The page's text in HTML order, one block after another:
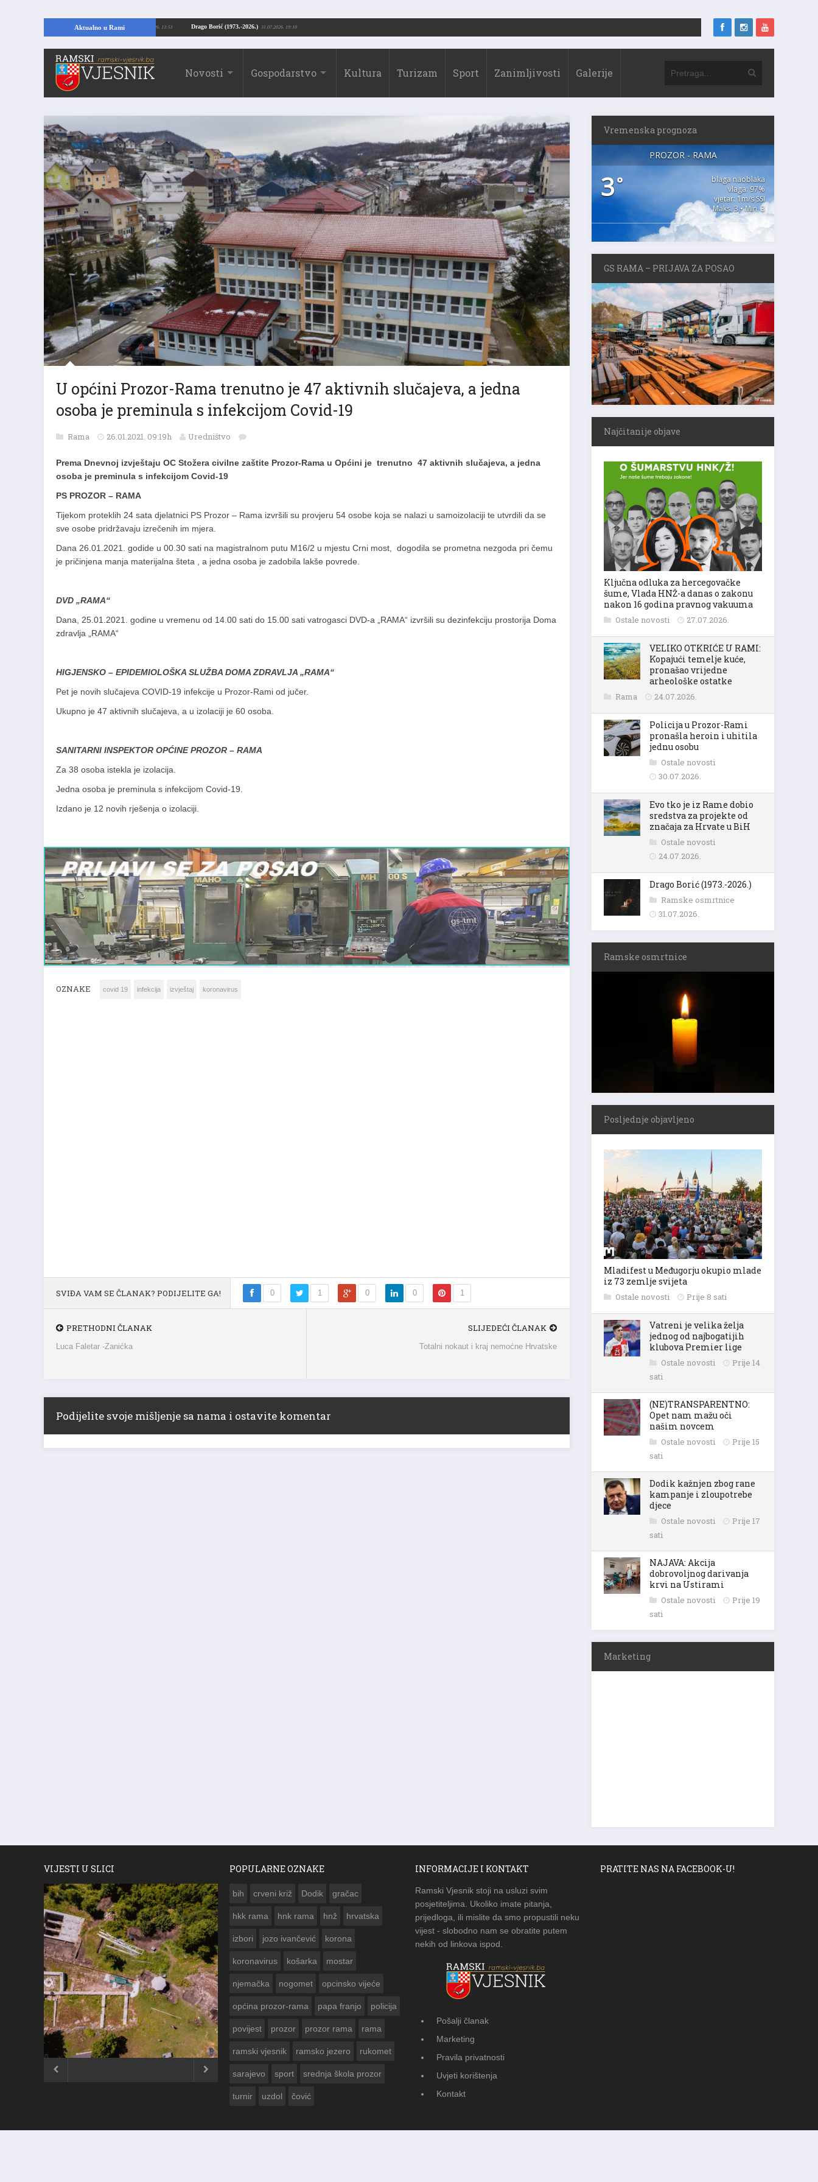
Aktualno u Rami Drago Borić (1973.-2026.) 31.07.2026. 19:10
temelje kuće, pronašao vrijedne arheološke ostatke 24.07.2026. 13:51
Novosti Gospodarstvo Kultura Turizam Sport Zanimljivosti Galerije
U općini Prozor-Rama trenutno je 47 aktivnih slučajeva, a jedna
osoba je preminula s infekcijom Covid-19
Rama 26.01.2021. 09:19h Uredništvo
Prema Dnevnoj izvještaju OC Stožera civilne zaštite Prozor-Rama u Općini je trenutno 47 aktivnih slučajeva, a jedna
osoba je preminula s infekcijom Covid-19
PS PROZOR – RAMA
Tijekom proteklih 24 sata djelatnici PS Prozor – Rama izvršili su provjeru 54 osobe koja se nalazi u samoizolaciji te utvrdili da se
sve osobe pridržavaju izrečenih im mjera.
Dana 26.01.2021. godide u 00.30 sati na magistralnom putu M16/2 u mjestu Crni most, dogodila se prometna nezgoda pri čemu
je pričinjena manja materijalna šteta , a jedna osoba je zadobila lakše povrede.
DVD „RAMA“
Dana, 25.01.2021. godine u vremenu od 14.00 sati do 15.00 sati vatrogasci DVD-a „RAMA“ izvršili su dezinfekciju prostorija Doma
zdravlja „RAMA“
HIGJENSKO – EPIDEMIOLOŠKA SLUŽBA DOMA ZDRAVLJA „RAMA“
Pet je novih slučajeva COVID-19 infekcije u Prozor-Rami od jučer.
Ukupno je 47 aktivnih slučajeva, a u izolaciji je 60 osoba.
SANITARNI INSPEKTOR OPĆINE PROZOR – RAMA
Za 38 osoba istekla je izolacija.
Jedna osoba je preminula s infekcijom Covid-19.
Izdano je 12 novih rješenja o izolaciji.
OZNAKE covid 19 infekcija izvještaj koronavirus
SVIĐA VAM SE ČLANAK? PODIJELITE GA! 0 1 0 0 1
PRETHODNI ČLANAK
Luca Faletar -Zanićka
SLIJEDEĆI ČLANAK
Totalni nokaut i kraj nemoćne Hrvatske
Podijelite svoje mišljenje sa nama i ostavite komentar
Vremenska prognoza
PROZOR - RAMA
3°
blaga naoblaka
vlaga: 97%
vjetar: 1m/s SSI
Maks. 3 • Min. 3
GS RAMA – PRIJAVA ZA POSAO
Najčitanije objave
Ključna odluka za hercegovačke
šume, Vlada HNŽ-a danas o zakonu
nakon 16 godina pravnog vakuuma
Ostale novosti 27.07.2026.
VELIKO OTKRIĆE U RAMI:
Kopajući temelje kuće,
pronašao vrijedne
arheološke ostatke
Rama 24.07.2026.
Policija u Prozor-Rami
pronašla heroin i uhitila
jednu osobu
Ostale novosti
30.07.2026.
Evo tko je iz Rame dobio
sredstva za projekte od
značaja za Hrvate u BiH
Ostale novosti
24.07.2026.
Drago Borić (1973.-2026.)
Ramske osmrtnice
31.07.2026.
Ramske osmrtnice
Posljednje objavljeno
Mladifest u Međugorju okupio mlade
iz 73 zemlje svijeta
Ostale novosti Prije 8 sati
Vatreni je velika želja
jednog od najbogatijih
klubova Premier lige
Ostale novosti
Prije 14
sati
(NE)TRANSPARENTNO:
Opet nam mažu oči
našim novcem
Ostale novosti
Prije 15
sati
Dodik kažnjen zbog rane
kampanje i zloupotrebe
djece
Ostale novosti
Prije 17
sati
NAJAVA: Akcija
dobrovoljnog darivanja
krvi na Ustirami
Ostale novosti
Prije 19
sati
Marketing
VIJESTI U SLICI
ČESTITKA RAMSKOG VJESNIKA ZA
USKRS 2023. GODINE
 
POPULARNE OZNAKE
bih crveni križ Dodik gračac
hkk rama hnk rama hnž hrvatska
izbori jozo ivančević korona
koronavirus košarka mostar
njemačka nogomet opcinsko vijeće
općina prozor-rama papa franjo policija
povijest prozor prozor rama rama
ramski vjesnik ramsko jezero rukomet
sarajevo sport srednja škola prozor
turnir uzdol čović
INFORMACIJE I KONTAKT
Ramski Vjesnik stoji na usluzi svim
posjetiteljima. Ukoliko imate pitanja,
prijedloga, ili mislite da smo propustili neku
vijest - slobodno nam se obratite putem
nekih od linkova ispod.
Pošalji članak
Marketing
Pravila privatnosti
Uvjeti korištenja
Kontakt
PRATITE NAS NA FACEBOOK-U!